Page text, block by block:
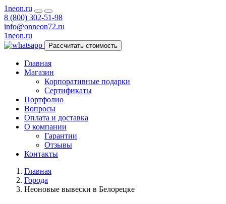
1neon.ru
8 (800) 302-51-98
info@onneon72.ru
1neon.ru
Рассчитать стоимость
Главная
Магазин
Корпоративные подарки
Сертификаты
Портфолио
Вопросы
Оплата и доставка
О компании
Гарантии
Отзывы
Контакты
Главная
Города
Неоновые вывески в Белорецке